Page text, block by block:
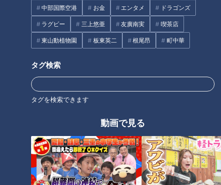
中部国際空港 お金 エンタメ ドラゴンズ
ラグビー 三上悠亜 友廣南実 喫茶店
東山動植物園 板東英二 根尾昂 町中華
タグ検索
タグを検索できます
動画で見る
me:tone お金 クレジットカード 節約
資産形成 資産運用
オススメ関連コンテンツ
3月中にやるだけでラクになる
家計見直し5ステップ 4月から
の手取りを増やすコツ
【2026年最新版】知らないと損
する「年収の壁」 ｜ 制度変更
と後悔しない働き方をFPが解説